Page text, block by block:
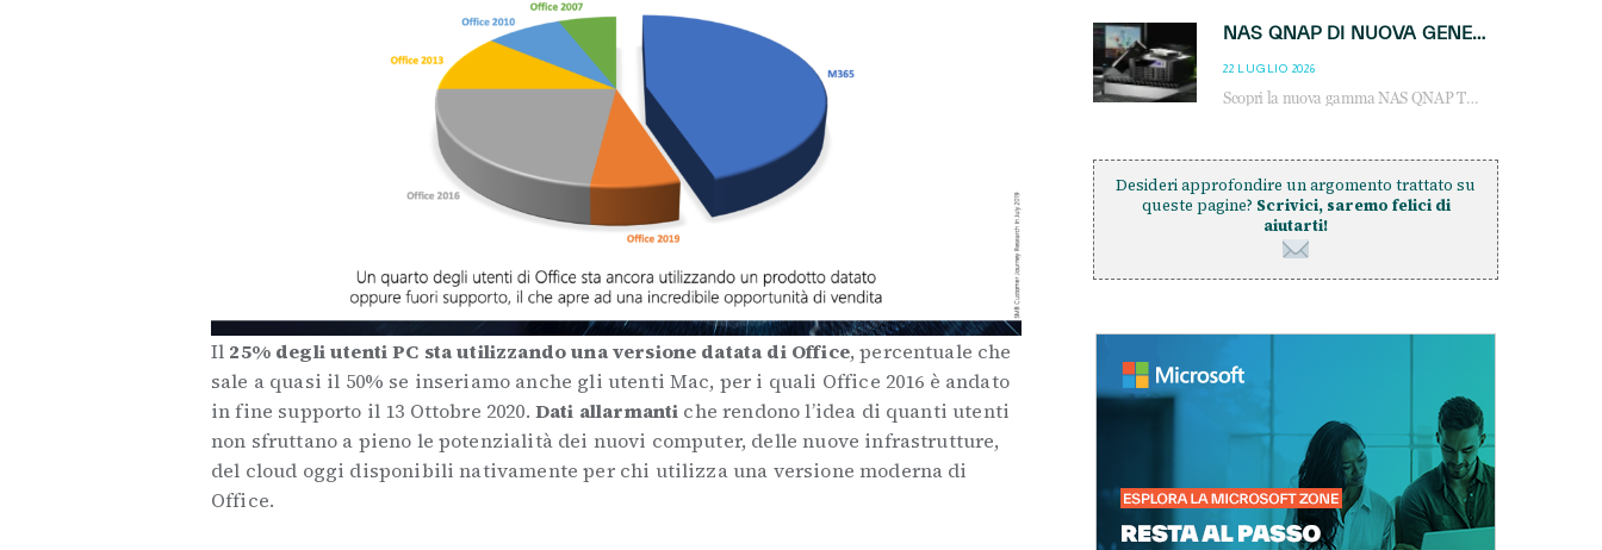
Il 25% degli utenti PC sta utilizzando una versione datata di Office, percentuale che
sale a quasi il 50% se inseriamo anche gli utenti Mac, per i quali Office 2016 è andato
in fine supporto il 13 Ottobre 2020. Dati allarmanti che rendono l’idea di quanti utenti
non sfruttano a pieno le potenzialità dei nuovi computer, delle nuove infrastrutture,
del cloud oggi disponibili nativamente per chi utilizza una versione moderna di
Office.
NAS QNAP DI NUOVA GENERAZIONE: PIÙ PRESTAZIONI, SCALABILITÀ E PROTEZIONE DEI DATI PER LE INFRASTRUTTURE IT MODERNE
22 LUGLIO 2026
Scopri la nuova gamma NAS QNAP TS-h1465U-RP, TS-h1065eU e TS-h665U: storage aziendale con ZFS, DDR5, E1.S NVMe e connettività 2.5GbE per backup, virtualizzazione e cybersecurity.
Desideri approfondire un argomento trattato su
queste pagine? Scrivici, saremo felici di
aiutarti!